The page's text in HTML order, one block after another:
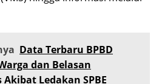
Data Terbaru BPBD
dan Belasan
Ledakan SPBE